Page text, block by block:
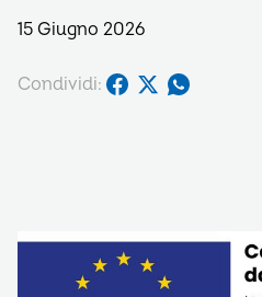
15 Giugno 2026
Condividi: